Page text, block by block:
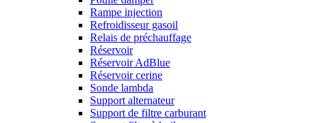
Rampe injection
Refroidisseur gasoil
Relais de préchauffage
Réservoir
Réservoir AdBlue
Réservoir cerine
Sonde lambda
Support alternateur
Support de filtre carburant